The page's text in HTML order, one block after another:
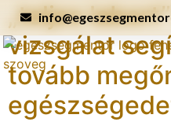
„teljes
vizsgálat
tovább